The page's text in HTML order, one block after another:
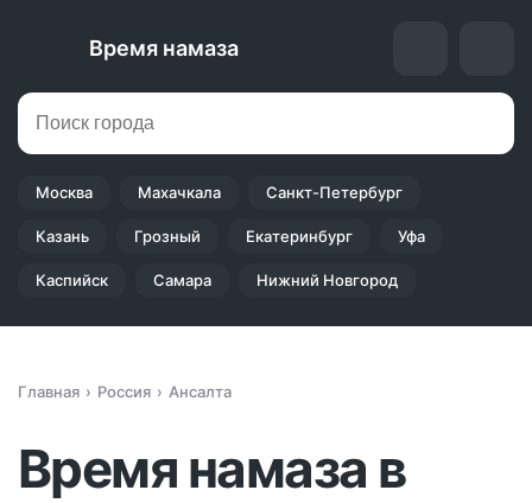
Время намаза
Москва Махачкала Санкт-Петербург
Казань Грозный Екатеринбург Уфа
Каспийск Самара Нижний Новгород
Главная Россия Ансалта
Время намаза в